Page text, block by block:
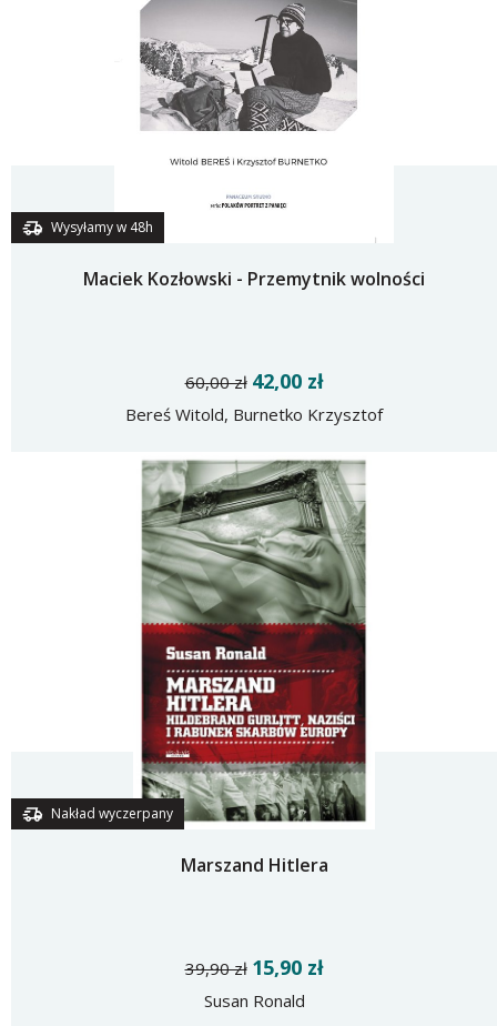
Wysyłamy w 48h
Maciek Kozłowski - Przemytnik wolności
60,00 zł 42,00 zł
Bereś Witold, Burnetko Krzysztof
Nakład wyczerpany
Marszand Hitlera
39,90 zł 15,90 zł
Susan Ronald